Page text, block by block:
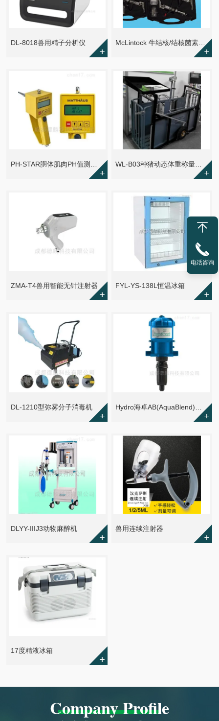
DL-8018兽用精子分析仪
ZMA-T4兽用智能无针注射器 FYL-YS-138L恒温冰箱
DL-1210型弥雾分子消毒机 Hydro海卓AB(AquaBlend)美国海卓加药器
DLYY-IIIJ3动物麻醉机 兽用连续注射器
17度精液冰箱
Company Profile
电话咨询